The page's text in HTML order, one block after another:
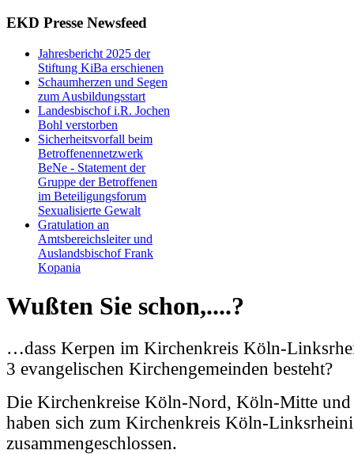
EKD Presse Newsfeed
Jahresbericht 2025 der
Stiftung KiBa erschienen
Schaumherzen und Segen
zum Ausbildungsstart
Landesbischof i.R. Jochen
Bohl verstorben
Sicherheitsvorfall beim
Betroffenennetzwerk
BeNe - Statement der
Gruppe der Betroffenen
im Beteiligungsforum
Sexualisierte Gewalt
Gratulation an
Amtsbereichsleiter und
Auslandsbischof Frank
Kopania
Wußten Sie schon,....?
…dass Kerpen im Kirchenkreis Köln-
3 evangelischen Kirchengemeinden besteht?
Die Kirchenkreise Köln-Nord, Köln-Mitte
haben sich zum Kirchenkreis Köln-
zusammengeschlossen.